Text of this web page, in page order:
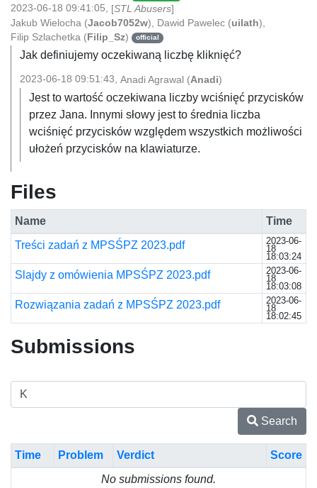
2023-06-18 09:41:05, [STL Abusers]
Jakub Wielocha (Jacob7052w) Dawid Pawelec (uilath)
Filip Szlachetka (Filip_Sz) official
Jak definiujemy oczekiwaną liczbę kliknięć?
2023-06-18 09:51:43, Anadi Agrawal (Anadi)
Jest to wartość oczekiwana liczby wciśnięć przycisków
przez Jana. Innymi słowy jest to średnia liczba
wciśnięć przycisków względem wszystkich możliwości
ułożeń przycisków na klawiaturze.
Files
Name
Time
Treści zadań z MPSŚPZ 2023.pdf
2023-06-
18
18:03:24
Slajdy z omówienia MPSŚPZ 2023.pdf 2023-06-
18
18:03:08
Rozwiązania zadań z MPSŚPZ 2023.pdf 2023-06-
18
18:02:45
Submissions
Search
Time Problem Verdict
Score
No submissions found.